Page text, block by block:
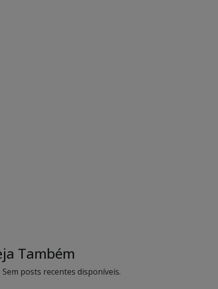
Também
Sem posts recentes disponíveis.